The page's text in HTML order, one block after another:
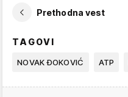
Prethodna vest
TAGOVI
NOVAK ĐOKOVIĆ ATP